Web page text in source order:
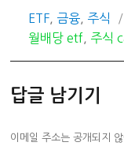
카
테
ETF 금융 주식
월배당 etf
주식
답글 남기기
이메일 주소는 공개되지 않